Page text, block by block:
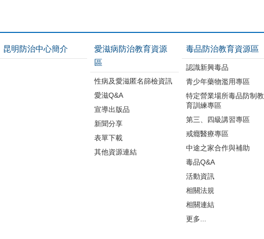
昆明防治中心簡介
愛滋病防治教育資源
區
性病及愛滋匿名篩檢資訊
愛滋Q&A
宣導出版品
新聞分享
表單下載
其他資源連結
毒品防治教育資源區
認識新興毒品
青少年藥物濫用專區
特定營業場所毒品防制教
育訓練專區
第三、四級講習專區
戒癮醫療專區
中途之家合作與補助
毒品Q&A
活動資訊
相關法規
相關連結
更多...